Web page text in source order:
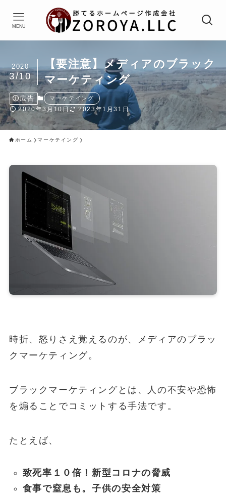
MENU
【要注意】メディアのブラック
マーケティング
2020
3/10
広告 マーケテイング
2020年3月10日 2023年1月31日
ホーム マーケテイング
時折、怒りさえ覚えるのが、メディアのブラッ
クマーケティング。
ブラックマーケティングとは、人の不安や恐怖
を煽ることでコミットする手法です。
たとえば、
致死率１０倍！新型コロナの脅威
食事で窒息も。子供の安全対策